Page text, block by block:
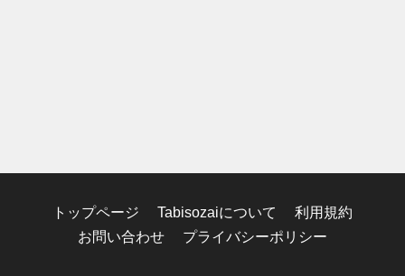
トップページ Tabisozaiについて
利用規約
お問い合わせ
プライバシーポリシー